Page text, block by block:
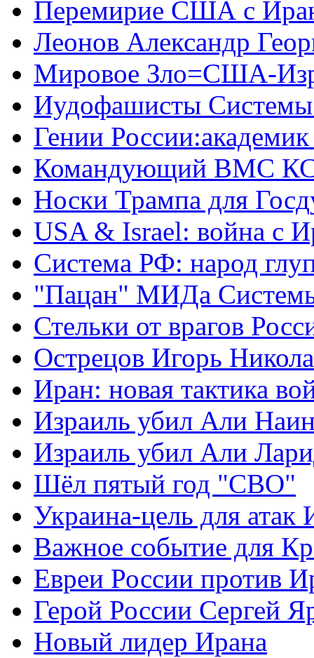
Перемирие США с
Леонов Александр
Мировое Зло=США-
Иудофашисты
Гении
Командующий ВМС
Носки Трампа для
USA & Israel: война с
Система РФ: народ
"Пацан" МИДа
Стельки от врагов
Острецов Игорь
Иран: новая тактика
Израиль убил Али
Израиль убил Али
Шёл пятый год "СВО"
Украина-цель для атак
Важное событие для
Евреи России против
Герой России Сергей
Новый лидер Ирана